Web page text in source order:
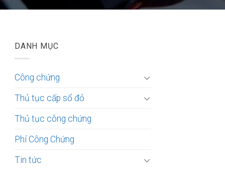
DANH MỤC
Công chứng
Thủ tục cấp sổ đỏ
Thủ tục công chứng
Phí Công Chứng
Tin tức